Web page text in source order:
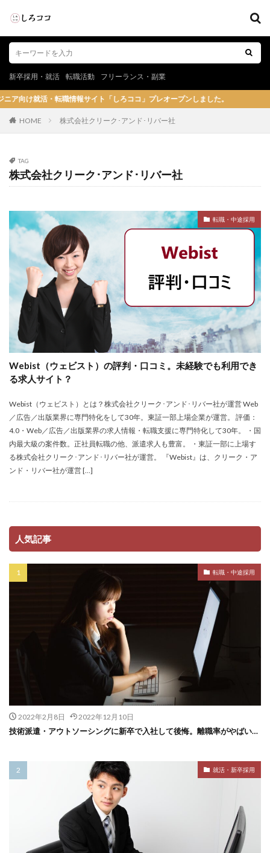
新卒採用・就活 転職活動 フリーランス・副業
ト「しろココ」プレオープンしました。
HOME 株式会社クリーク･アンド･リバー社
TAG
株式会社クリーク･アンド･リバー社
転職・中途採用
Webist（ウェビスト）の評判・口コミ。未経験でも利用でき
る求人サイト？
Webist（ウェビスト）とは？株式会社クリーク･アンド･リバー社が運営 Web
／広告／出版業界に専門特化をして30年。東証一部上場企業が運営。 評価：
4.0・Web／広告／出版業界の求人情報・転職支援に専門特化して30年。 ・国
内最大級の案件数。正社員転職の他、派遣求人も豊富。 ・東証一部に上場す
る株式会社クリーク･アンド･リバー社が運営。 『Webist』は、クリーク・ア
ンド・リバー社が運営 […]
人気記事
転職・中途採用
2022年2月8日 2022年12月10日
技術派遣・アウトソーシングに新卒で入社して後悔。離職率がやばい…
就活・新卒採用